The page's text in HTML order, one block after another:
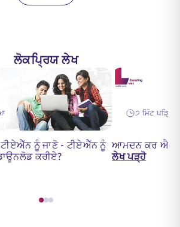
ਲੋਕਪ੍ਰਿਯ ਲੇਖ
ਨੂੰ ਜਾਣੋ - ਟੀਏਐੱਨ ਨੂੰ
ਕਰੀਏ?
੭ ਮਿੰਟ
ਆਮਦਨ ਕਰ ਐਕਟ
ਲੇਖ ਪੜ੍ਹੋ